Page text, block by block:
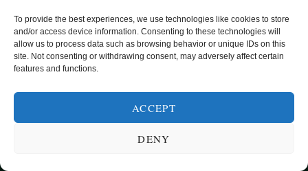
To provide the best experiences, we use technologies like cookies to store
and/or access device information. Consenting to these technologies will
allow us to process data such as browsing behavior or unique IDs on this
site. Not consenting or withdrawing consent, may adversely affect certain
features and functions.
ACCEPT
DENY
HOVEDRETTER
PASTA
SUPPER
EKSOTISKE SMAKER
MAT FOR VEGETARIANERE